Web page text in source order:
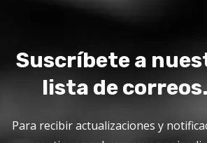
Suscríbete a
lista de correos.
Para recibir actualizaciones y